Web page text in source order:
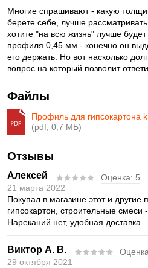
Многие спрашивают - какую
берете себе, лучше
хотите "на всю жизнь" лучше
профиля 0,45 мм - конечно он
его держать. Но вот насколько
вопрос на который позволит
Файлы
Профиль для гипсокартона
(pdf, 0,7 МБ)
Отзывы
Алексей Оценка: 5
21 марта 2022
Покупал в магазине этот и
гипсокартон, строительные смеси
Нареканий нет, удобная доставка
Виктор А. В.
29 октября 2021